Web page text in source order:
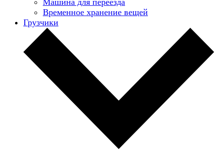
Временное хранение вещей
Грузчики